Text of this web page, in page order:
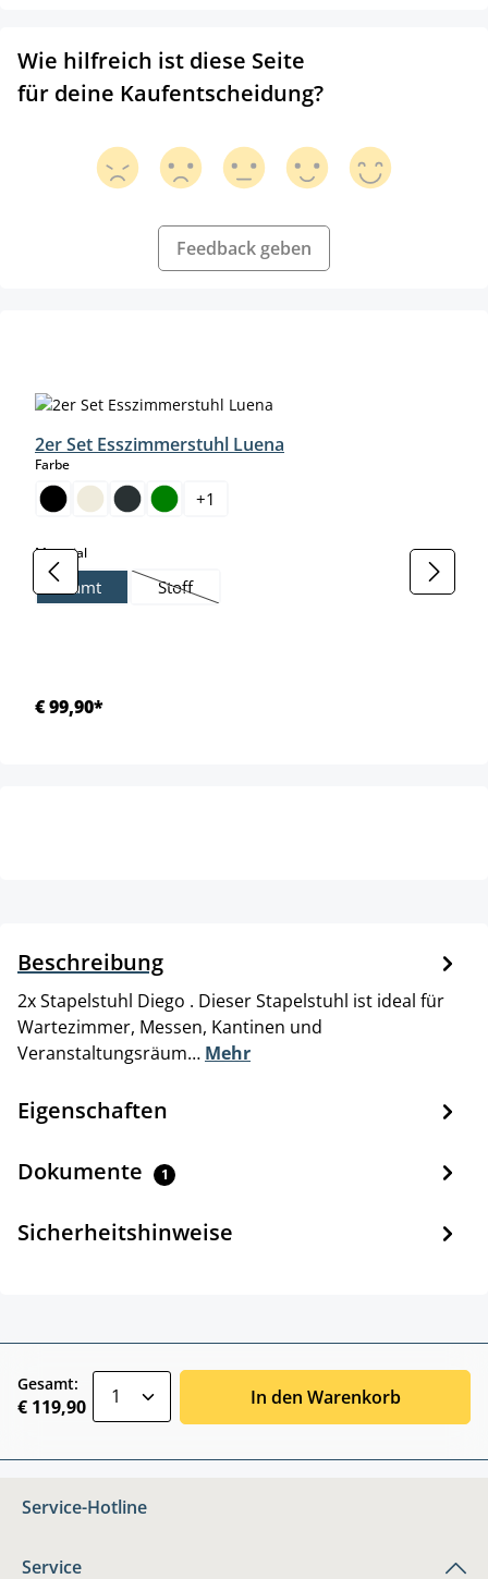
Wie hilfreich ist diese Seite
für deine Kaufentscheidung?
Feedback geben
2er Set Esszimmerstuhl Luena
Farbeauswählen
+1
Materialauswählen
Samt Stoff
(Diese Option ist zurzeit nicht verfügbar.)
€ 99,90*
Beschreibung
2x Stapelstuhl Diego . Dieser Stapelstuhl ist ideal für
Wartezimmer, Messen, Kantinen und
Veranstaltungsräum… Mehr
Eigenschaften
Dokumente 1
Sicherheitshinweise
Gesamt:
€ 119,90 In den Warenkorb
Service-Hotline
Service